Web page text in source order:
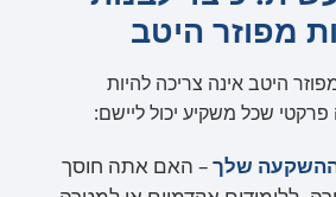
מפוזר היטב
היטב אינה צריכה להיות
שכל משקיע יכול ליישם:
שלך– האם אתה חוסך